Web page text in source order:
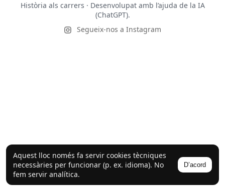
Aquest lloc només fa servir cookies tècniques
necessàries per funcionar (p. ex. idioma). No
fem servir analítica.
D’acord
Història als carrers · Desenvolupat amb l’ajuda de la IA
(ChatGPT).
Segueix-nos a Instagram